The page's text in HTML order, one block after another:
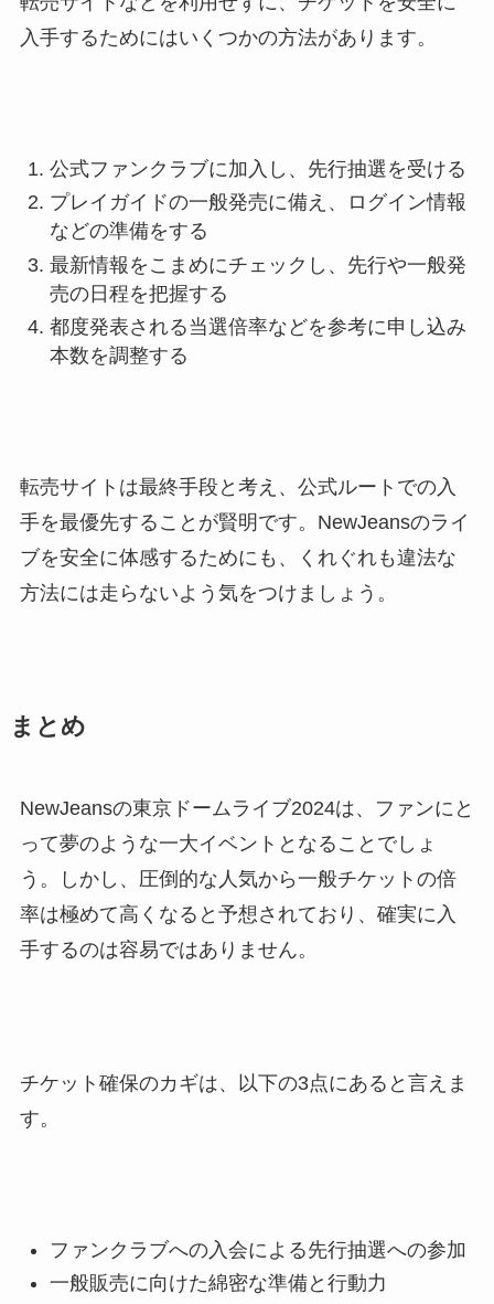
入手するためにはいくつかの方法があります。
公式ファンクラブに加入し、先行抽選を受ける
プレイガイドの一般発売に備え、ログイン情報
などの準備をする
最新情報をこまめにチェックし、先行や一般発
売の日程を把握する
都度発表される当選倍率などを参考に申し込み
本数を調整する
転売サイトは最終手段と考え、公式ルートでの入
手を最優先することが賢明です。NewJeansのライ
ブを安全に体感するためにも、くれぐれも違法な
方法には走らないよう気をつけましょう。
まとめ
NewJeansの東京ドームライブ2024は、ファンにと
って夢のような一大イベントとなることでしょ
う。しかし、圧倒的な人気から一般チケットの倍
率は極めて高くなると予想されており、確実に入
手するのは容易ではありません。
チケット確保のカギは、以下の3点にあると言えま
す。
ファンクラブへの入会による先行抽選への参加
一般販売に向けた綿密な準備と行動力